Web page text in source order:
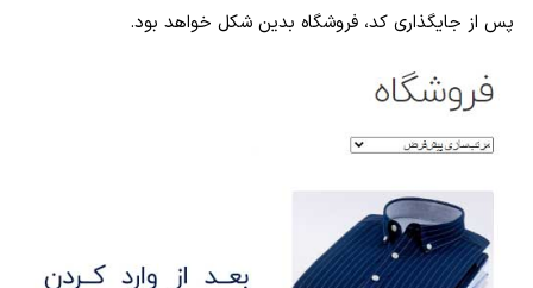
پس از جایگذاری کد، فروشگاه بدین شکل خواهد بود.